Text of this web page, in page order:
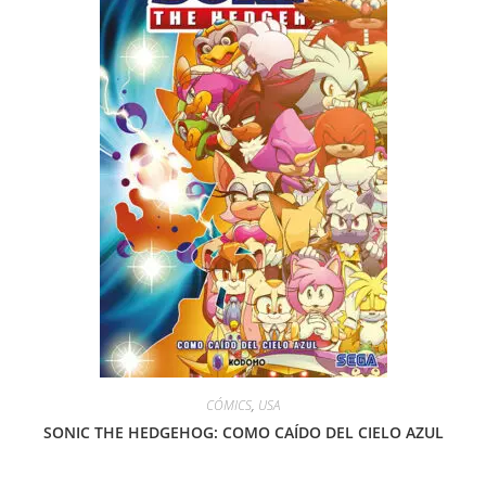
CÓMICS, USA
SONIC THE HEDGEHOG: COMO CAÍDO DEL CIELO AZUL